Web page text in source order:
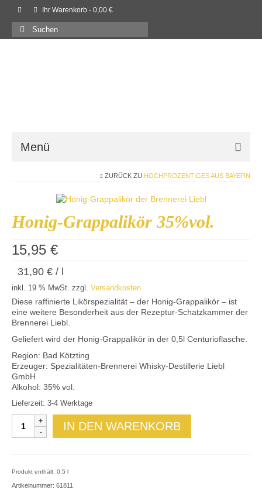
Ihr Warenkorb - 0,00 €
Suchen
nach:
Menü
Neues
Rezepte
Kontaktieren Sie uns!
Mein Konto
ZURÜCK ZU HOCHPROZENTIGES AUS BAYERN
Honig-Grappalikör 35%vol.
15,95 €
31,90 € /
inkl. 19 % MwSt. zzgl. Versandkosten
Diese raffinierte Likörspezialität – der Honig-Grappalikör – ist
eine weitere Besonderheit aus der Rezeptur-Schatzkammer der
Brennerei Liebl.
Geliefert wird der Honig-Grappalikör in der 0,5l Centurioflasche.
Region: Bad Kötzting
Erzeuger: Spezialitäten-Brennerei Whisky-Destillerie Liebl
GmbH
Alkohol: 35% vol.
Lieferzeit: 3-4 Werktage
Grappalikör
35%vol.
IN DEN WARENKORB
Produkt enthält: 0,5 l
Artikelnummer: 61811